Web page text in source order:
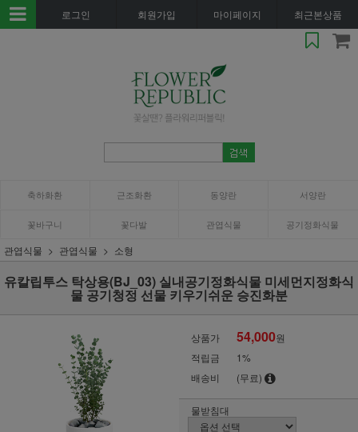
로그인 회원가입 마이페이지 최근본상품
축하화환 근조화환 동양란 서양란
꽃바구니 꽃다발 관엽식물 공기정화식물
관엽식물 관엽식물 소형
유칼립투스 탁상용(BJ_03) 실내공기정화식물 미세먼지정화식
물 공기청정 선물 키우기쉬운 승진화분
상품가 54,000원
적립금
1%
배송비
(무료)
물받침대